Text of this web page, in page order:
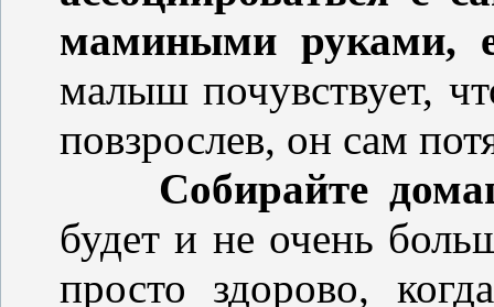
мамиными руками,
малыш почувствует,
повзрослев, он сам
Собирайте
будет и не очень
просто здорово,